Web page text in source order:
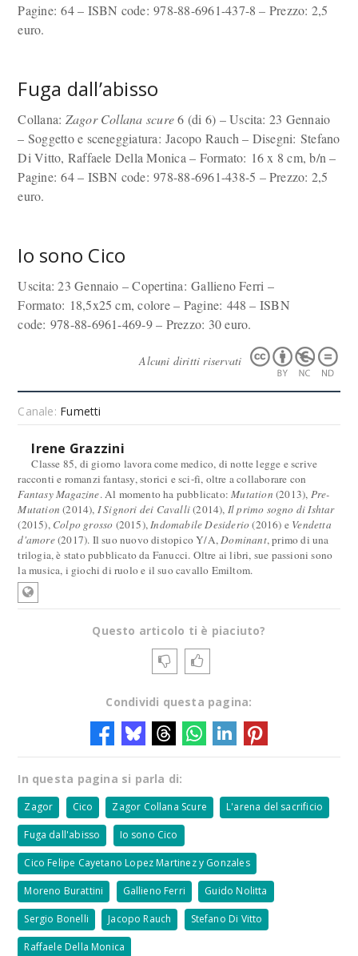
Pagine: 64 – ISBN code: 978-88-6961-437-8 – Prezzo: 2,5
euro.
Fuga dall’abisso
Collana: Zagor Collana scure6 (di 6) – Uscita: 23 Gennaio
– Soggetto e sceneggiatura: Jacopo Rauch – Disegni: Stefano
Di Vitto, Raffaele Della Monica – Formato: 16 x 8 cm, b/n –
Pagine: 64 – ISBN code: 978-88-6961-438-5 –Prezzo: 2,5
euro.
Io sono Cico
Uscita: 23 Gennaio – Copertina: Gallieno Ferri –
Formato: 18,5x25 cm, colore – Pagine: 448 – ISBN
code: 978-88-6961-469-9 – Prezzo: 30 euro.
Alcuni diritti riservati
Canale: Fumetti
Irene Grazzini
Classe 85, di giorno lavora come medico, di notte legge e scrive
racconti e romanzi fantasy, storici e sci-fi, oltre a collaborare con
Fantasy Magazine. Al momento ha pubblicato:Mutation (2013), Pre-
Mutation (2014), I Signori dei Cavalli(2014), Il primo sogno di Ishtar
(2015), Colpo grosso (2015),Indomabile Desiderio (2016) e Vendetta
d'amore(2017). Il suo nuovo distopico Y/A,Dominant, primo di una
trilogia, è stato pubblicato da Fanucci. Oltre ai libri, sue passioni sono
la musica, i giochi di ruolo e il suo cavallo Emiltom.
Questo articolo ti è piaciuto?
Condividi questa pagina:
In questa pagina si parla di:
Zagor Cico Zagor Collana Scure L'arena del sacrificio
Fuga dall'abisso Io sono Cico
Cico Felipe Cayetano Lopez Martinez y Gonzales
Moreno Burattini Gallieno Ferri Guido Nolitta
Sergio Bonelli Jacopo Rauch Stefano Di Vitto
Raffaele Della Monica